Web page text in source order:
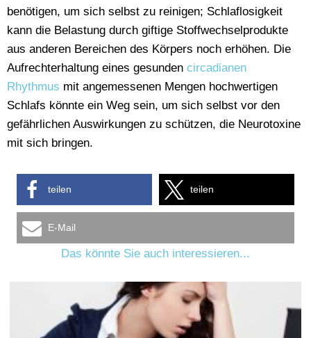
benötigen, um sich selbst zu reinigen; Schlaflosigkeit
kann die Belastung durch giftige Stoffwechselprodukte
aus anderen Bereichen des Körpers noch erhöhen. Die
Aufrechterhaltung eines gesunden circadianen
Rhythmus mit angemessenen Mengen hochwertigen
Schlafs könnte ein Weg sein, um sich selbst vor den
gefährlichen Auswirkungen zu schützen, die Neurotoxine
mit sich bringen.
teilen teilen
E-Mail
Das könnte Sie auch interessieren...